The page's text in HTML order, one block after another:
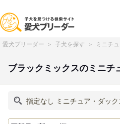
愛犬ブリーダー 子犬を探す ミニチ
ブラックミックスのミニ